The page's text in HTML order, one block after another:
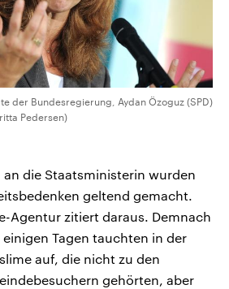
der Bundesregierung, Aydan Özoguz (SPD)
Pedersen)
an die Staatsministerin wurden
geltend gemacht.
Agentur zitiert daraus. Demnach
Tagen tauchten in der
auf, die nicht zu den
gehörten, aber